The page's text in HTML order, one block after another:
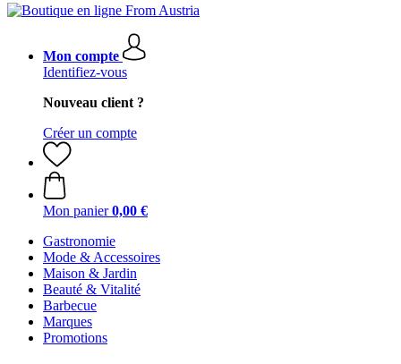
Mon compte
Identifiez-vous
Nouveau client ?
Créer un compte
Mon panier 0,00 €
Gastronomie
Mode & Accessoires
Maison & Jardin
Beauté & Vitalité
Barbecue
Marques
Promotions